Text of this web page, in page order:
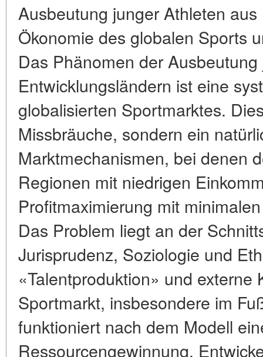
Ausbeutung junger Athleten
Ökonomie des globalen Sports
Das Phänomen der
Entwicklungsländern ist eine
globalisierten Sportmarktes.
Missbräuche, sondern ein
Marktmechanismen, bei denen
Regionen mit niedrigen
Profitmaximierung mit
Das Problem liegt an der
Jurisprudenz, Soziologie und
«Talentproduktion» und externe
Sportmarkt, insbesondere im
funktioniert nach dem Modell
Ressourcengewinnung.